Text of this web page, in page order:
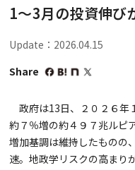
1～3月の投資伸び
Update：2026.04.15
Share
政府は13日、２０２６年
約７％増の約４９７兆ルピ
増加基調は維持したものの
速。地政学リスクの高ま